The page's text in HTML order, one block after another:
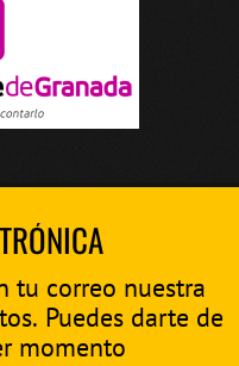
tu correo nuestra
Puedes darte de
momento